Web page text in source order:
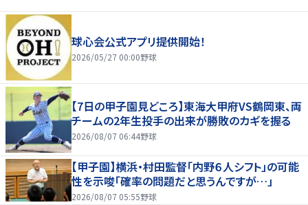
球心会公式アプリ提供開始！
2026/05/27 00:00野球
【7日の甲子園見どころ】東海大甲府VS鶴岡東、両
チームの2年生投手の出来が勝敗のカギを握る
2026/08/07 06:44野球
【甲子園】横浜・村田監督「内野６人シフト」の可能
性を示唆「確率の問題だと思うんですが…」
2026/08/07 05:55野球